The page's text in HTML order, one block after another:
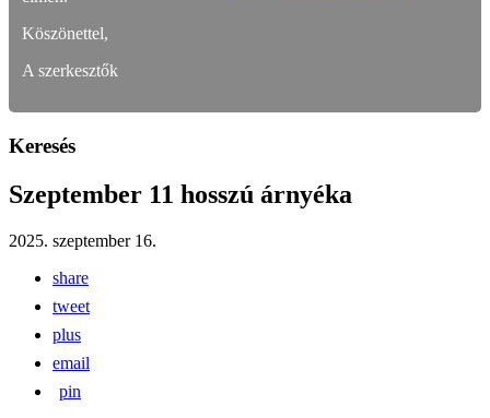
Köszönettel,
A szerkesztők
Keresés
Szeptember 11 hosszú árnyéka
2025. szeptember 16.
share
tweet
plus
email
pin